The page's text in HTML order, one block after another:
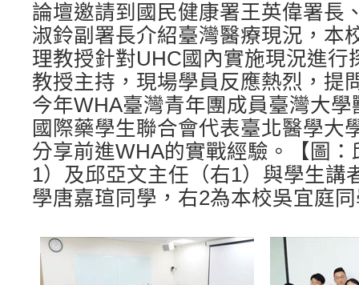
論壇邀請到國民健康署王英偉署長
淑鈴副署長介紹臺灣醫療現況，本
理教授針對UHC國內實施現況進行
教授主持，現場學員反應熱烈，提
今年WHA臺灣青年團成員臺灣大
國際藥學生聯合會代表臺北醫學大
分享前進WHA的實戰經驗。【圖
1）及邱亞文主任（右1）與學生講
學唐嘉瑄同學，右2為本校吳宜庭